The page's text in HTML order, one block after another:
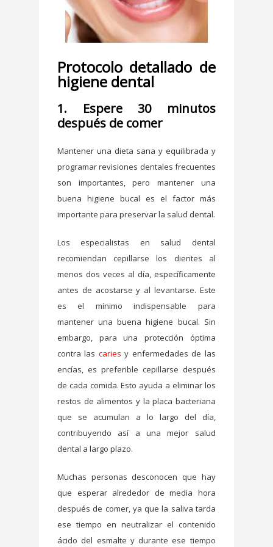
Protocolo detallado de
higiene dental
1. Espere 30 minutos
después de comer
Mantener una dieta sana y equilibrada y
programar revisiones dentales frecuentes
son importantes, pero mantener una
buena higiene bucal es el factor más
importante para preservar la salud dental.
Los especialistas en salud dental
recomiendan cepillarse los dientes al
menos dos veces al día, específicamente
antes de acostarse y al levantarse. Este
es el mínimo indispensable para
mantener una buena higiene bucal. Sin
embargo, para una protección óptima
contra las caries y enfermedades de las
encías, es preferible cepillarse después
de cada comida. Esto ayuda a eliminar los
restos de alimentos y la placa bacteriana
que se acumulan a lo largo del día,
contribuyendo así a una mejor salud
dental a largo plazo.
Muchas personas desconocen que hay
que esperar alrededor de media hora
después de comer, ya que la saliva tarda
ese tiempo en neutralizar el contenido
ácido del esmalte y durante ese tiempo